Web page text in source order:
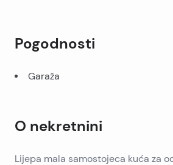
Pogodnosti
Garaža
O nekretnini
Lijepa mala samostojeca kuća za